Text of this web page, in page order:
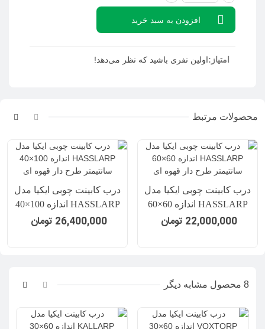
افزودن به سبد خرید
امتیاز:اولین نفری باشید که نظر می‌دهد!
محصولات مرتبط
درب کابینت چوبی ایکیا مدل
HASSLARP اندازه 60×60
سانتیمتر طرح دار قهوه ای
22,000,000 تومان
درب کابینت چوبی ایکیا مدل
HASSLARP اندازه 100×40
سانتیمتر طرح دار قهوه ای
26,400,000 تومان
8 محصول مشابه دیگر